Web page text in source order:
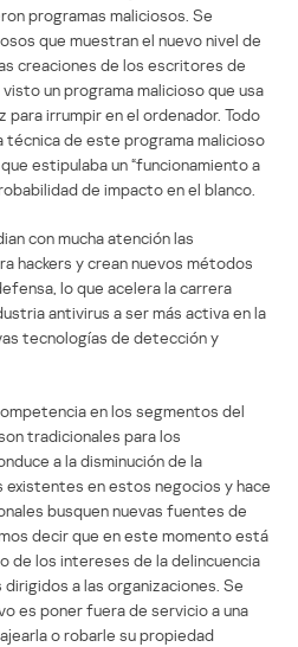
programas maliciosos. Se
que muestran el nuevo nivel de
creaciones de los escritores de
un programa malicioso que usa
para irrumpir en el ordenador. Todo
técnica de este programa malicioso
estipulaba un “funcionamiento a
de impacto en el blanco.
con mucha atención las
hackers y crean nuevos métodos
lo que acelera la carrera
antivirus a ser más activa en la
tecnologías de detección y
en los segmentos del
tradicionales para los
a la disminución de la
en estos negocios y hace
busquen nuevas fuentes de
decir que en este momento está
de los intereses de la delincuencia
a las organizaciones. Se
es poner fuera de servicio a una
o robarle su propiedad